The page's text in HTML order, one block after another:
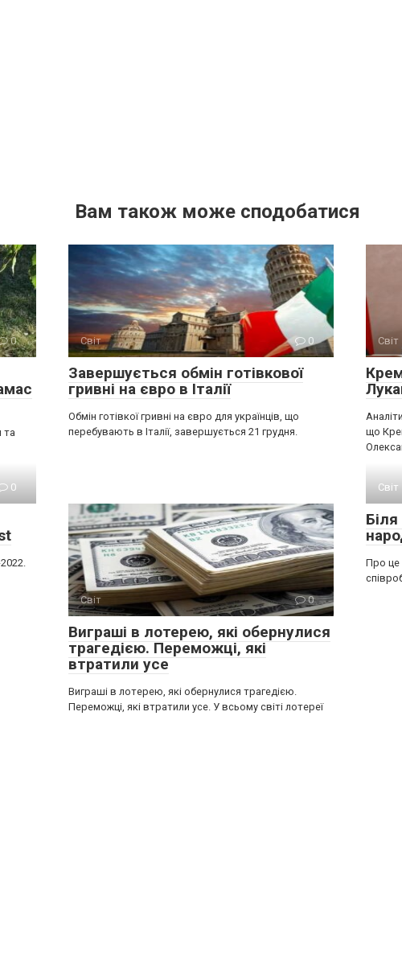
Вам також може сподобатися
0
та
Світ 0
Завершується обмін готівкової
гривні на євро в Італії
Обмін готівкої гривні на євро для українців, що
перебувають в Італії, завершується 21 грудня.
Світ
що
0
Світ
0
Виграші в лотерею, які обернулися
трагедією. Переможці, які
втратили усе
Виграші в лотерею, які обернулися трагедією.
Переможці, які втратили усе. У всьому світі лотереї
Світ
Про це